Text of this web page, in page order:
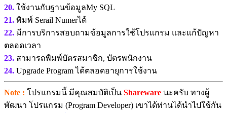
20. ใช้งานกับฐานข้อมูลMy SQL
21. พิมพ์ Serail Numerได้
22. มีการบริการสอบถามข้อมูลการใช้โปรแกรม และแก้ปัญหา
ตลอดเวลา
23. สามารถพิมพ์บัตรสมาชิก, บัตรพนักงาน
24. Upgrade Program ได้ตลอดอายุการใช้งาน
Note : โปรแกรมนี้ มีคุณสมบัติเป็น Shareware นะครับ ทางผู้
พัฒนา โปรแกรม (Program Developer) เขาได้ท่านได้นำไปใช้กัน